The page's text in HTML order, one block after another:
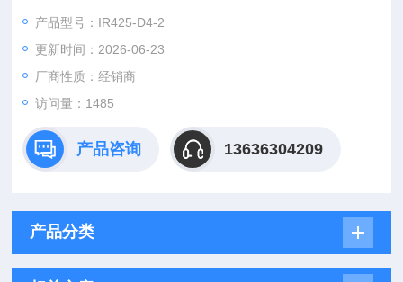
：www@
产品型号：IR425-D4-2
更新时间：2026-06-23
厂商性质：经销商
访问量：1485
产品咨询 13636304209
产品分类